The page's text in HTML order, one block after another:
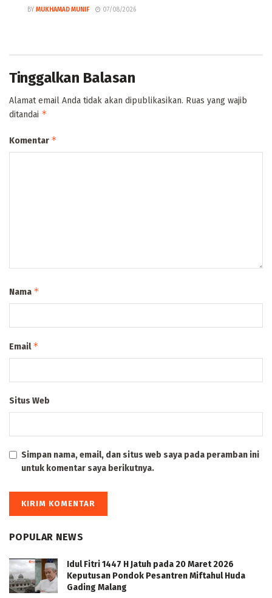
BY MUKHAMAD MUNIF 07/08/2026
Tinggalkan Balasan
Alamat email Anda tidak akan dipublikasikan. Ruas yang wajib
ditandai *
Komentar *
Nama *
Email*
Situs Web
Simpan nama, email, dan situs web saya pada peramban ini
untuk komentar saya berikutnya.
POPULAR NEWS
Idul Fitri 1447 H Jatuh pada 20 Maret 2026
Keputusan Pondok Pesantren Miftahul Huda
Gading Malang